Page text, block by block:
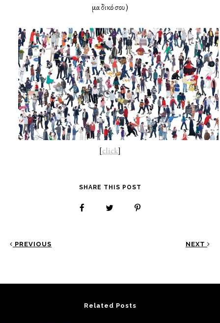
μα δικό σου)
[click]
SHARE THIS POST
PREVIOUS NEXT
Related Posts